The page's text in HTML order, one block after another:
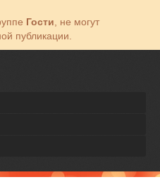
Гости, не могут
публикации.